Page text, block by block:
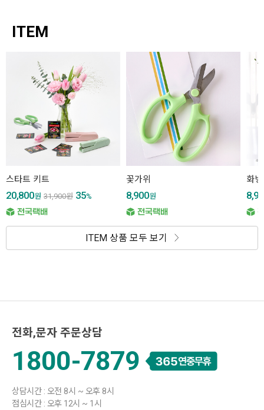
ITEM
스타트 키트
20,800원 31,900원 35%
꽃가위
8,900원
화병
ITEM 상품 모두 보기
전화,문자 주문상담
1800-7879
상담시간 : 오전 8시 ~ 오후 8시
점심시간 : 오후 12시 ~ 1시